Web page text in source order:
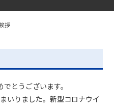
拶
とうございます。
いりました。新型コロナウイ